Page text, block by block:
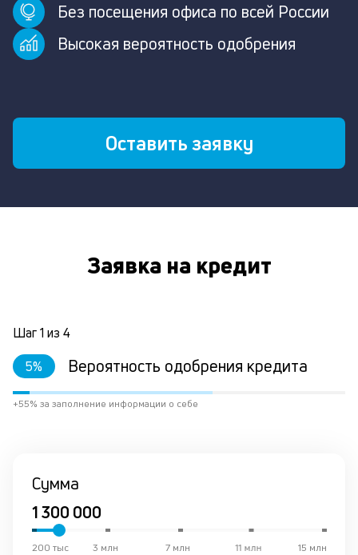
Без посещения офиса по всей России
Высокая вероятность одобрения
Оставить заявку
Заявка на кредит
Шаг1 из 4
5% Вероятность одобрения кредита
+55% за заполнение информации о себе
Сумма
15 млн
11 млн
7 млн
3 млн
200 тыс